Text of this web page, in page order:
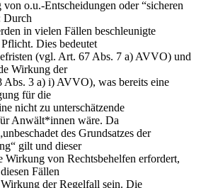
o.u.-Entscheidungen oder “sicheren
Durch
in vielen Fällen beschleunigte
Dies bedeutet
(vgl. Art. 67 Abs. 7 a) AVVO) und
Wirkung der
3 a) i) AVVO), was bereits eine
für die
nicht zu unterschätzende
Anwält*innen wäre. Da
des Grundsatzes der
gilt und dieser
Wirkung von Rechtsbehelfen erfordert,
Fällen
der Regelfall sein. Die